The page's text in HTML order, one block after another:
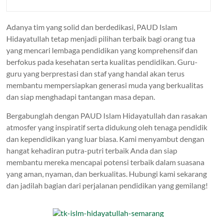
Adanya tim yang solid dan berdedikasi, PAUD Islam
Hidayatullah tetap menjadi pilihan terbaik bagi orang tua
yang mencari lembaga pendidikan yang komprehensif dan
berfokus pada kesehatan serta kualitas pendidikan. Guru-
guru yang berprestasi dan staf yang handal akan terus
membantu mempersiapkan generasi muda yang berkualitas
dan siap menghadapi tantangan masa depan.
Bergabunglah dengan PAUD Islam Hidayatullah dan rasakan
atmosfer yang inspiratif serta didukung oleh tenaga pendidik
dan kependidikan yang luar biasa. Kami menyambut dengan
hangat kehadiran putra-putri terbaik Anda dan siap
membantu mereka mencapai potensi terbaik dalam suasana
yang aman, nyaman, dan berkualitas. Hubungi kami sekarang
dan jadilah bagian dari perjalanan pendidikan yang gemilang!